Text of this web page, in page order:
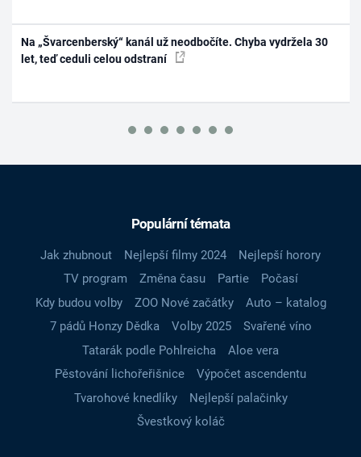
Na „Švarcenberský“ kanál už neodbočíte. Chyba vydržela 30
let, teď ceduli celou odstraní
Populární témata
Jak zhubnout Nejlepší filmy 2024
Nejlepší horory
TV program
Změna času Partie
Počasí
Kdy budou volby
ZOO Nové začátky
Auto – katalog
7 pádů Honzy Dědka
Volby 2025
Svařené víno
Tatarák podle Pohlreicha
Aloe vera
Pěstování lichořeřišnice
Výpočet ascendentu
Tvarohové knedlíky
Nejlepší palačinky
Švestkový koláč